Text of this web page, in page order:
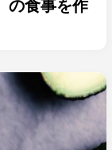
の食事を作